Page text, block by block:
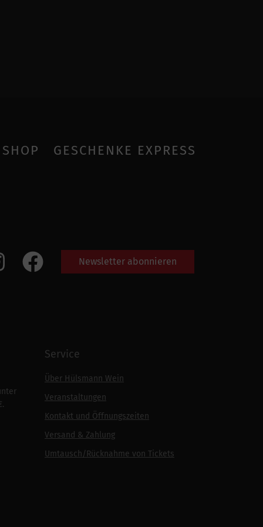
SHOP GESCHENKE EXPRESS
Newsletter abonnieren
Service
Über Hülsmann Wein
Veranstaltungen
Kontakt und Öffnungszeiten
Versand & Zahlung
Umtausch/Rücknahme von Tickets